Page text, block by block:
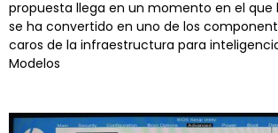
propuesta llega en un momento en el que
se ha convertido en uno de los
caros de la infraestructura para
Modelos